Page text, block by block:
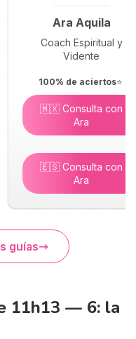
Ara Aquila
Coach Espiritual y
Vidente
100% de aciertos⭐
🇲🇽 Consulta con
Ara
🇪🇸 Consulta con
Ara
guías
11h13 — 6: la